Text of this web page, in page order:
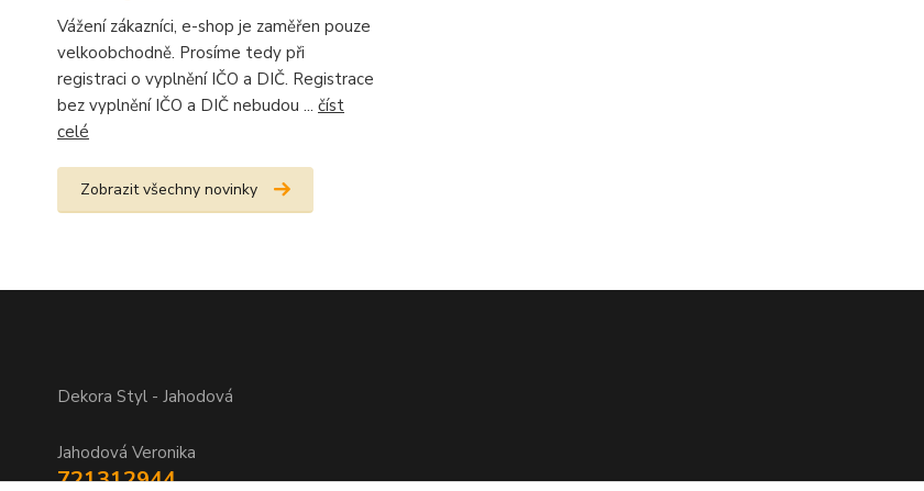
Vážení zákazníci, e-shop je zaměřen pouze
velkoobchodně. Prosíme tedy při
registraci o vyplnění IČO a DIČ. Registrace
bez vyplnění IČO a DIČ nebudou ... číst
celé
Zobrazit všechny novinky
Dekora Styl - Jahodová
Jahodová Veronika
721312944